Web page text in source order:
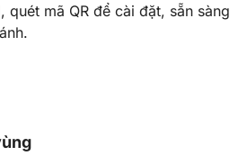
quét mã QR để cài đặt, sẵn sàng